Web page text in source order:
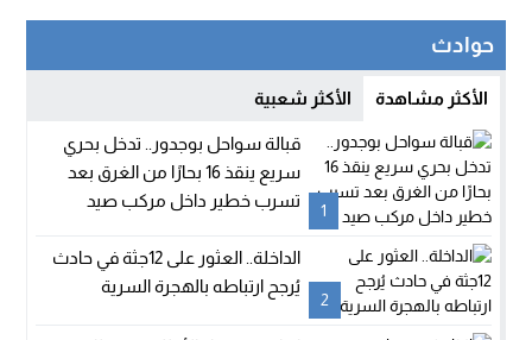
حوادث
الأكثر مشاهدة الأكثر شعبية
1
قبالة سواحل بوجدور.. تدخل بحري
سريع ينقذ 16 بحارًا من الغرق بعد
تسرب خطير داخل مركب صيد
2
الداخلة.. العثور على 12جثة في حادث
يُرجح ارتباطه بالهجرة السرية